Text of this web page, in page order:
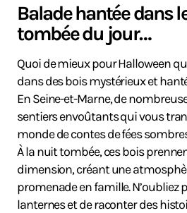
Balade hantée dans
tombée du jour…
Quoi de mieux pour Halloween
dans des bois mystérieux et
En Seine-et-Marne, de
sentiers envoûtants qui vous
monde de contes de fées
À la nuit tombée, ces bois
dimension, créant une
promenade en famille. N’oubliez
lanternes et de raconter des